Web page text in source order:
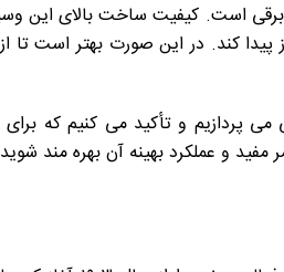
برقی است. کیفیت ساخت بالای این
پیدا کند. در این صورت بهتر است تا
می پردازیم و تأکید می کنیم که
مفید و عملکرد بهینه آن بهره مند